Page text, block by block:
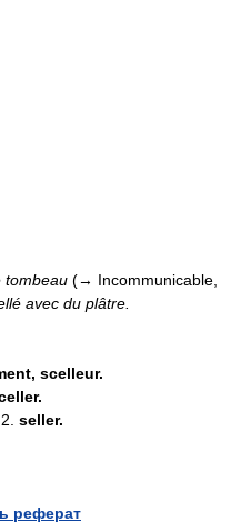
tombeau (→ Incommunicable,
avec du plâtre.
scelleur.
2. seller.
реферат